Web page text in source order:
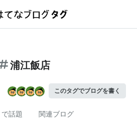
浦江飯店
このタグでブログを書く
話題 関連ブログ